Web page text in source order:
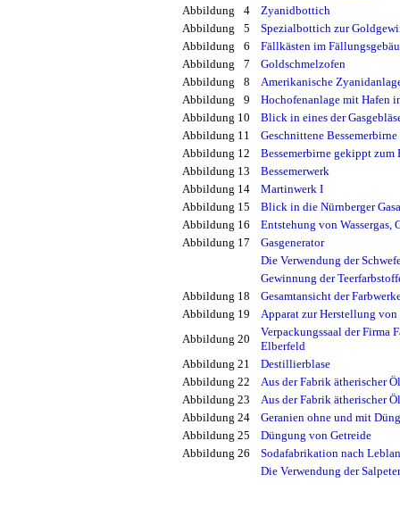
Abbildung
4
Zyanidbottich
Abbildung
5
Spezialbottich zur
Abbildung
6
Fällkästen im
Abbildung
7
Goldschmelzofen
Abbildung
8
Amerikanische
Abbildung
9
Hochofenanlage mit Hafen
Abbildung 10
Blick in eines der
Abbildung 11
Geschnittene Bessemerbirne
Abbildung 12
Bessemerbirne gekippt zum
Abbildung 13
Bessemerwerk
Abbildung 14
Martinwerk I
Abbildung 15
Blick in die Nürnberger
Abbildung 16
Entstehung von Wassergas,
Abbildung 17
Gasgenerator
Die Verwendung der
Gewinnung der
Abbildung 18
Gesamtansicht der
Abbildung 19
Apparat zur Herstellung
Abbildung 20
Verpackungssaal der Firma
Elberfeld
Abbildung 21
Destillierblase
Abbildung 22
Aus der Fabrik ätherischer
Abbildung 23
Aus der Fabrik ätherischer
Abbildung 24
Geranien ohne und mit
Abbildung 25
Düngung von Getreide
Abbildung 26
Sodafabrikation nach
Die Verwendung der